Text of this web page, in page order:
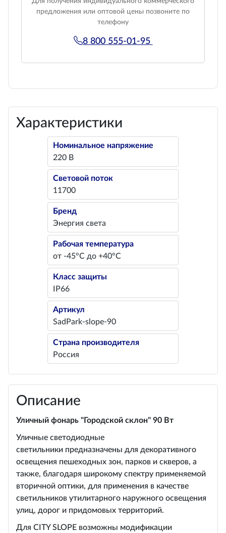
предложения или оптовой цены позвоните по
телефону
8 800 555-01-95
Характеристики
Номинальное напряжение
220 В
Световой поток
11700
Бренд
Энергия света
Рабочая температура
от -45°С до +40°С
Класс защиты
IP66
Артикул
SadPark-slope-90
Страна производителя
Россия
Описание
Уличный фонарь "Городской склон" 90 Вт
Уличные светодиодные
светильники предназначены для декоративного
освещения пешеходных зон, парков и скверов, а
также, благодаря широкому спектру применяемой
вторичной оптики, для применения в качестве
светильников утилитарного наружного освещения
улиц, дорог и придомовых территорий.
Для CITY SLOPE возможны модификации